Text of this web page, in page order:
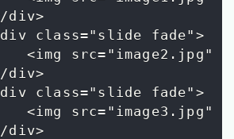
class="slide fade">
src="image2.jpg"
class="slide fade">
src="image3.jpg"